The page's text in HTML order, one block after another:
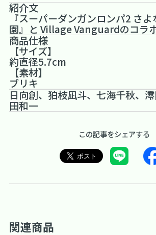
紹介文
『スーパーダンガンロンパ2 さ
園』と Village Vanguardのコラ
商品仕様
【サイズ】
約直径5.7cm
【素材】
ブリキ
日向創、狛枝凪斗、七海千秋、
田和一
この記事をシェアする
関連商品